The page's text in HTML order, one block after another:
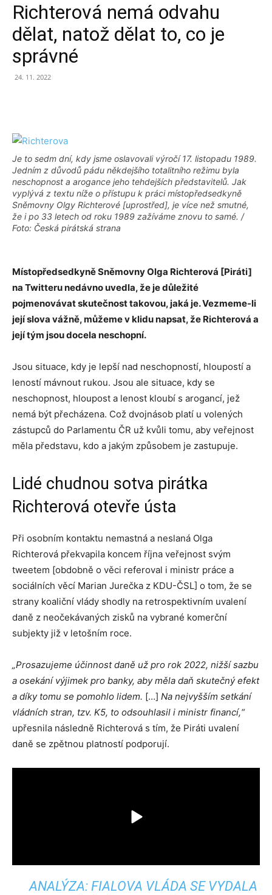
Richterová nemá odvahu
dělat, natož dělat to, co je
správné
24. 11. 2022
Je to sedm dní, kdy jsme oslavovali výročí 17. listopadu 1989.
Jedním z důvodů pádu někdejšího totalitního režimu byla
neschopnost a arogance jeho tehdejších představitelů. Jak
vyplývá z textu níže o přístupu k práci místopředsedkyně
Sněmovny Olgy Richterové [uprostřed], je více než smutné,
že i po 33 letech od roku 1989 zažíváme znovu to samé. /
Foto: Česká pirátská strana
Místopředsedkyně Sněmovny Olga Richterová [Piráti]
na Twitteru nedávno uvedla, že je důležité
pojmenovávat skutečnost takovou, jaká je. Vezmeme-li
její slova vážně, můžeme v klidu napsat, že Richterová a
její tým jsou docela neschopní.
Jsou situace, kdy je lepší nad neschopností, hloupostí a
leností mávnout rukou. Jsou ale situace, kdy se
neschopnost, hloupost a lenost kloubí s arogancí, jež
nemá být přecházena. Což dvojnásob platí u volených
zástupců do Parlamentu ČR už kvůli tomu, aby veřejnost
měla představu, kdo a jakým způsobem je zastupuje.
Lidé chudnou sotva pirátka
Richterová otevře ústa
Při osobním kontaktu nemastná a neslaná Olga
Richterová překvapila koncem října veřejnost svým
tweetem [obdobně o věci referoval i ministr práce a
sociálních věcí Marian Jurečka z KDU-ČSL] o tom, že se
strany koaliční vlády shodly na retrospektivním uvalení
daně z neočekávaných zisků na vybrané komerční
subjekty již v letošním roce.
„Prosazujeme účinnost daně už pro rok 2022, nižší sazbu
a osekání výjimek pro banky, aby měla daň skutečný efekt
a díky tomu se pomohlo lidem. […] Na nejvyšším setkání
vládních stran, tzv. K5, to odsouhlasil i ministr financí,“
upřesnila následně Richterová s tím, že Piráti uvalení
daně se zpětnou platností podporují.
ANALÝZA: FIALOVA VLÁDA SE VYDALA